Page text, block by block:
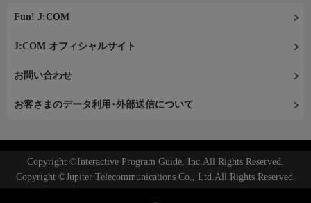
Fun! J:COM
J:COM オフィシャルサイト
お問い合わせ
お客さまのデータ利用･外部送信について
Copyright ©Interactive Program Guide, Inc.All Rights Reserved.
Copyright ©Jupiter Telecommunications Co., Ltd.All Rights Reserved.